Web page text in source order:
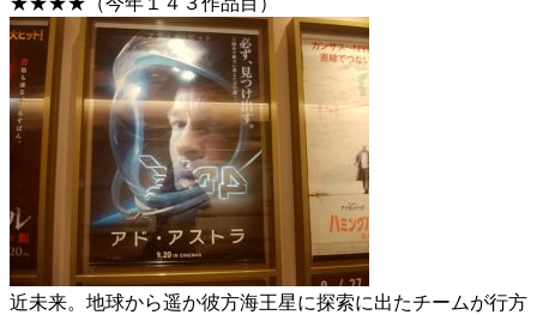
近未来。地球から遥か彼方海王星に探索に出たチームが行方